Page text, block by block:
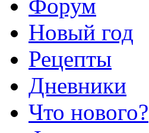
Форум
Новый год
Рецепты
Дневники
Что нового?